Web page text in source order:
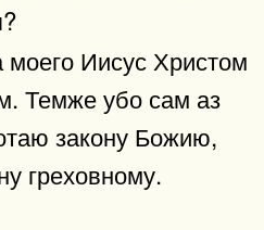
Иисус Христом
Темже убо сам аз
закону Божию,
греховному.